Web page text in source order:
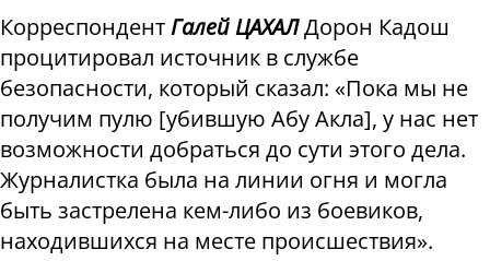
КорреспондентГалей ЦАХАЛДорон Кадош
процитировал источник в службе
безопасности, который сказал: «Пока мы не
получим пулю [убившую Абу Акла], у нас нет
возможности добраться до сути этого дела.
Журналистка была на линии огня и могла
быть застрелена кем-либо из боевиков,
находившихся на месте происшествия».